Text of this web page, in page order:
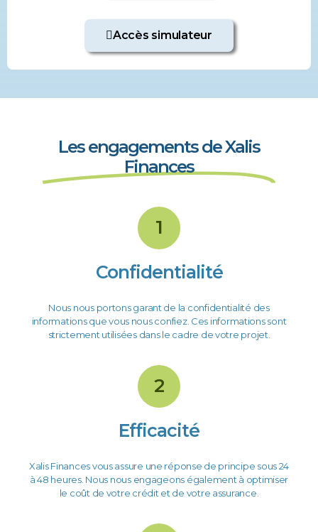
Accès simulateur
Les engagements de Xalis
Finances
1
Confidentialité
Nous nous portons garant de la confidentialité des
informations que vous nous confiez. Ces informations sont
strictement utilisées dans le cadre de votre projet.
2
Efficacité
Xalis Finances vous assure une réponse de principe sous 24
à 48 heures. Nous nous engageons également à optimiser
le coût de votre crédit et de votre assurance.